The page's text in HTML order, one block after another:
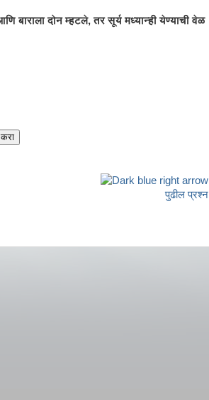
बाराला दोन म्हटले, तर सूर्य मध्यान्ही येण्याची वेळ
पुढील प्रश्न